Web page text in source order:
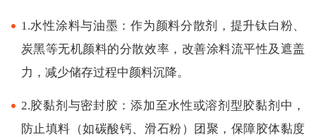
1.水性涂料与油墨：作为颜料分散剂，提升钛白粉、
炭黑等无机颜料的分散效率，改善涂料流平性及遮盖
力，减少储存过程中颜料沉降。
2.胶黏剂与密封胶：添加至水性或溶剂型胶黏剂中，
防止填料（如碳酸钙、滑石粉）团聚，保障胶体黏度